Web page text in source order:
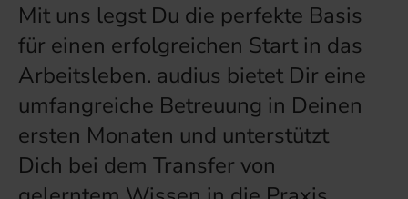
Mit uns legst Du die perfekte Basis
für einen erfolgreichen Start in das
Arbeitsleben. audius bietet Dir eine
umfangreiche Betreuung in Deinen
ersten Monaten und unterstützt
Dich bei dem Transfer von